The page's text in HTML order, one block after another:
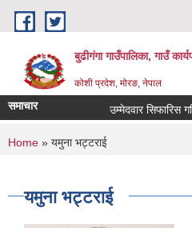
Skip to main content
बुढीगंगा गाउँपालिका, गाउँ
कोशी प्रदेश, मोरङ, नेपाल
समाचार उम्मेदवार सिफारिस
You are here
Home » यमुना भट्टराई
यमुना भट्टराई